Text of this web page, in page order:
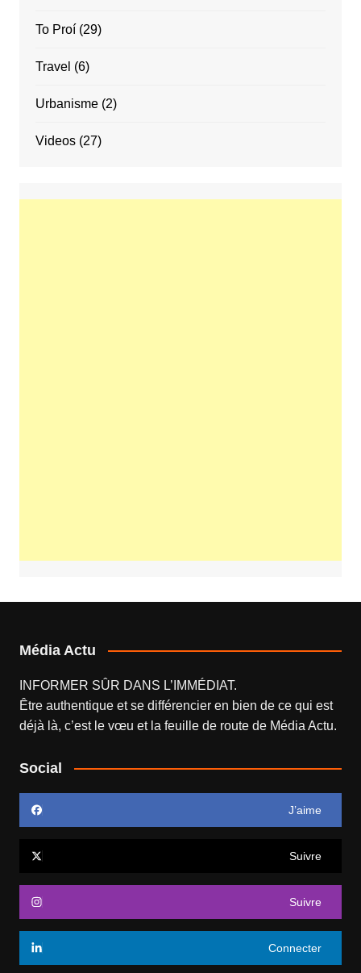
To Proí(29)
Travel (6)
Urbanisme(2)
Videos(27)
Média Actu
INFORMER SÛR DANS L’IMMÉDIAT.
Être authentique et se différencier en bien de ce qui est
déjà là, c’est le vœu et la feuille de route de Média Actu.
Social
J’aime
Suivre
Suivre
Connecter